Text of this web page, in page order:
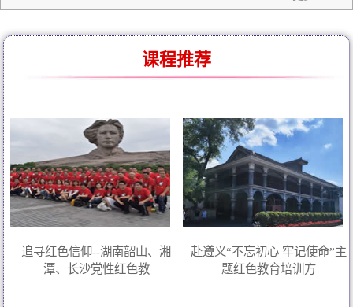
课程推荐
追寻红色信仰--湖南韶山、湘
潭、长沙党性红色教
赴遵义“不忘初心 牢记使命”主
题红色教育培训方